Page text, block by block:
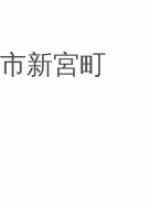
新宮町